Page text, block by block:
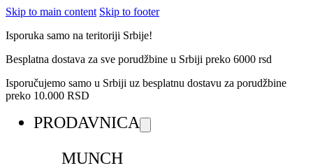
Skip to main content Skip to footer
Isporuka samo na teritoriji Srbije!
Besplatna dostava za sve porudžbine u Srbiji preko 6000 rsd
Isporučujemo samo u Srbiji uz besplatnu dostavu za porudžbine
preko 10.000 RSD
PRODAVNICA
MUNCH